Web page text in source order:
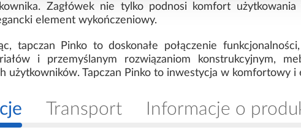
Zagłówek nie tylko podnosi komfort
element wykończeniowy.
tapczan Pinko to doskonałe połączenie
i przemyślanym rozwiązaniom konstrukcyjnym,
użytkowników. Tapczan Pinko to inwestycja w komfortowy i
Transport Informacje o